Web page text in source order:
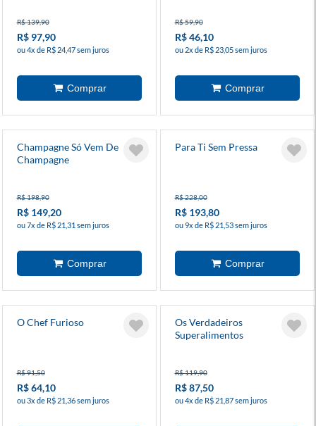
R$ 139,90
R$ 97,90
ou 4x de R$ 24,47 sem juros
R$ 59,90
R$ 46,10
ou 2x de R$ 23,05 sem juros
Champagne Só Vem De
Champagne
R$ 198,90
R$ 149,20
ou 7x de R$ 21,31 sem juros
Para Ti Sem Pressa
R$ 228,00
R$ 193,80
ou 9x de R$ 21,53 sem juros
O Chef Furioso
R$ 91,50
R$ 64,10
ou 3x de R$ 21,36 sem juros
Os Verdadeiros
Superalimentos
R$ 119,90
R$ 87,50
ou 4x de R$ 21,87 sem juros